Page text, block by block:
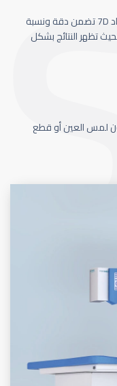
كاميرا تتبع حركة العين سباعية الابعاد 7D تضمن دقة ونسبة
تظهر النتائج بشكل
لمس العين أو قطع